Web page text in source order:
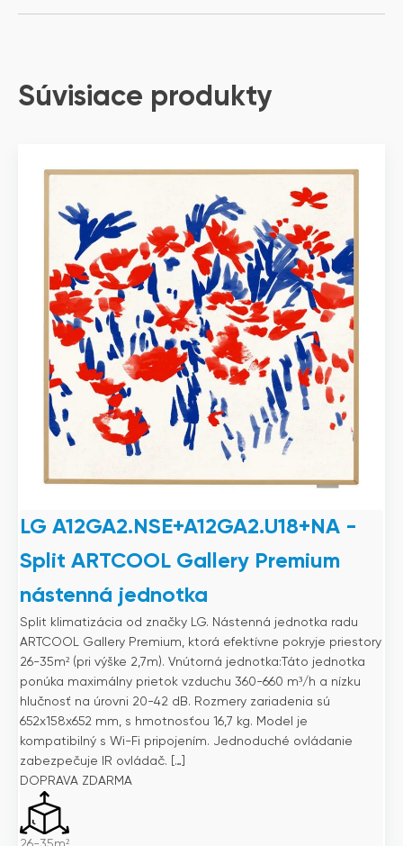
Súvisiace produkty
LG A12GA2.NSE+A12GA2.U18+NA -
Split ARTCOOL Gallery Premium
nástenná jednotka
Split klimatizácia od značky LG. Nástenná jednotka radu
ARTCOOL Gallery Premium, ktorá efektívne pokryje priestory
26-35m² (pri výške 2,7m). Vnútorná jednotka:Táto jednotka
ponúka maximálny prietok vzduchu 360-660 m³/h a nízku
hlučnosť na úrovni 20-42 dB. Rozmery zariadenia sú
652x158x652 mm, s hmotnosťou 16,7 kg. Model je
kompatibilný s Wi-Fi pripojením. Jednoduché ovládanie
zabezpečuje IR ovládač. […]
DOPRAVA ZDARMA